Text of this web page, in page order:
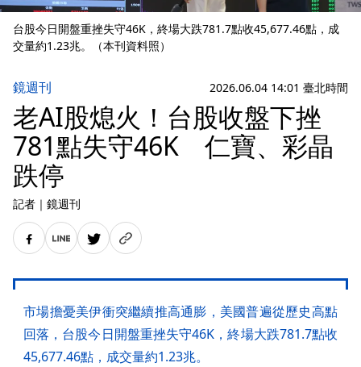
台股今日開盤重挫失守46K，終場大跌781.7點收45,677.46點，成
交量約1.23兆。（本刊資料照）
鏡週刊 2026.06.04 14:01 臺北時間
老AI股熄火！台股收盤下挫
781點失守46K 仁寶、彩晶
跌停
記者 ｜ 鏡週刊
市場擔憂美伊衝突繼續推高通膨，美國普遍從歷史高點
回落，台股今日開盤重挫失守46K，終場大跌781.7點收
45,677.46點，成交量約1.23兆。